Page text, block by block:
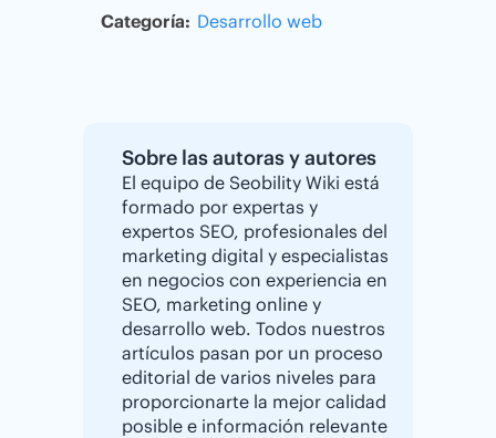
Categoría: Desarrollo web
Sobre las autoras y autores
El equipo de Seobility Wiki está
formado por expertas y
expertos SEO, profesionales del
marketing digital y especialistas
en negocios con experiencia en
SEO, marketing online y
desarrollo web. Todos nuestros
artículos pasan por un proceso
editorial de varios niveles para
proporcionarte la mejor calidad
posible e información relevante